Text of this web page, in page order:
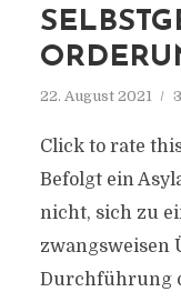
22. August 2021
Click to rate
Befolgt ein
nicht, sich zu
zwangsweisen
Durchführung